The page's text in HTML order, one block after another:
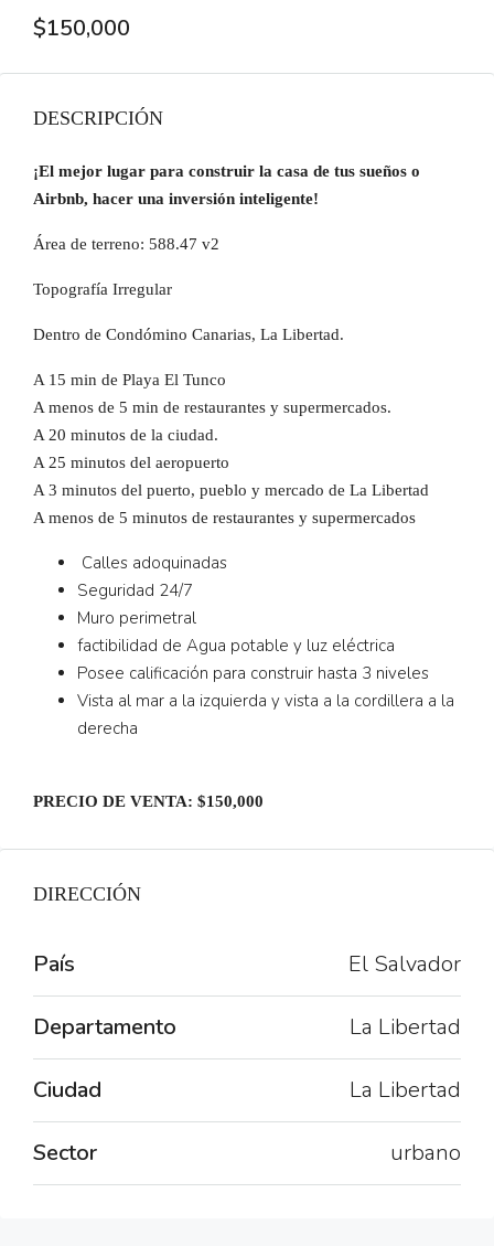
$150,000
DESCRIPCIÓN
¡El mejor lugar para construir la casa de tus sueños o
Airbnb, hacer una inversión inteligente!
Área de terreno: 588.47 v2
Topografía Irregular
Dentro de Condómino Canarias, La Libertad.
A 15 min de Playa El Tunco
A menos de 5 min de restaurantes y supermercados.
A 20 minutos de la ciudad.
A 25 minutos del aeropuerto
A 3 minutos del puerto, pueblo y mercado de La Libertad
A menos de 5 minutos de restaurantes y supermercados
Calles adoquinadas
Seguridad 24/7
Muro perimetral
factibilidad de Agua potable y luz eléctrica
Posee calificación para construir hasta 3 niveles
Vista al mar a la izquierda y vista a la cordillera a la
derecha
PRECIO DE VENTA: $150,000
DIRECCIÓN
País El Salvador
Departamento La Libertad
Ciudad La Libertad
Sector urbano